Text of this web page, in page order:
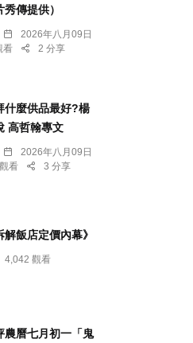
傳提供）
2026年八月09日
看
2 分享
什麼供品最好?楊
高哲翰專文
2026年八月09日
看
3 分享
飯店定價內幕》
4,042 觀看
農曆七月初一「鬼